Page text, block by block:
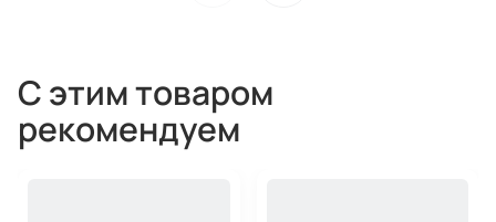
С этим товаром
рекомендуем